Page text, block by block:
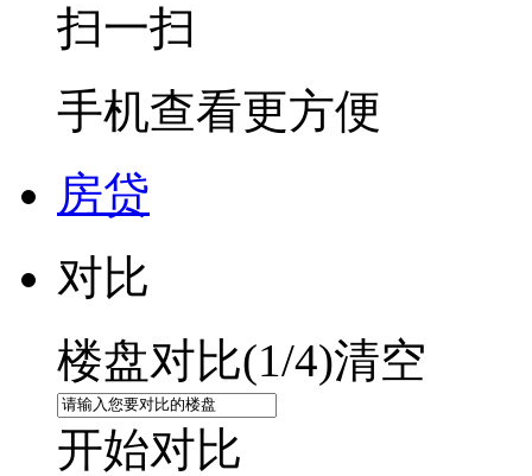
扫一扫
手机查看更方便
房贷
对比
楼盘对比(1/4)清空
开始对比